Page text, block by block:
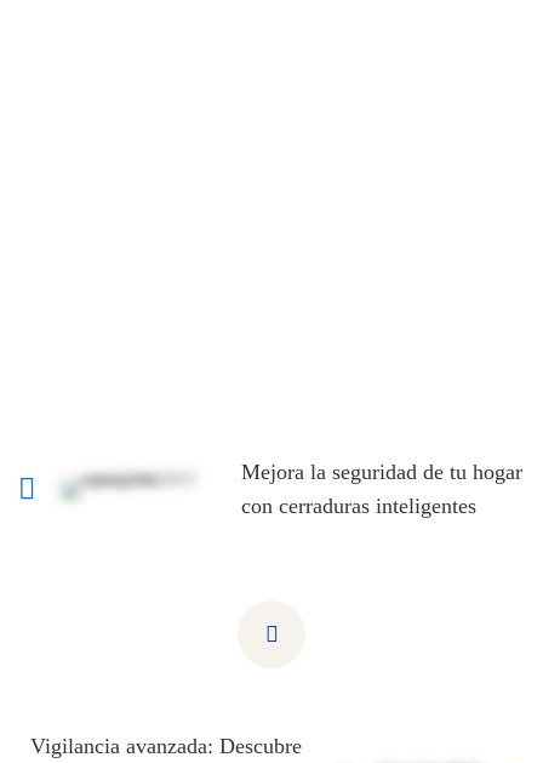
Mejora la seguridad de tu hogar
con cerraduras inteligentes
Vigilancia avanzada: Descubre